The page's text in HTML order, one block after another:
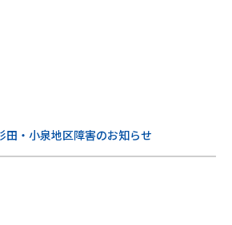
テレビ
田・小泉地区障害のお知らせ